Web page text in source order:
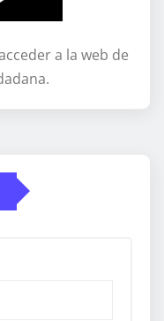
a la web de